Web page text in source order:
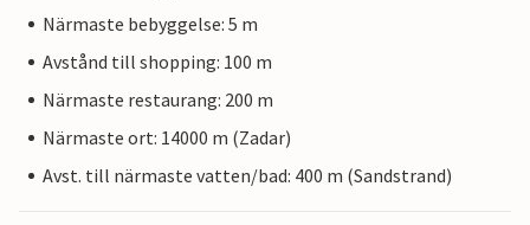
Närmaste bebyggelse: 5 m
Avstånd till shopping: 100 m
Närmaste restaurang: 200 m
Närmaste ort: 14000 m (Zadar)
Avst. till närmaste vatten/bad: 400 m (Sandstrand)